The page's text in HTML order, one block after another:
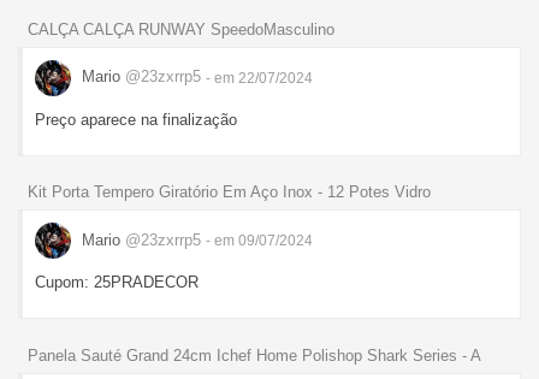
CALÇA CALÇA RUNWAY SpeedoMasculino
Mario @23zxrrp5 - em 22/07/2024
Preço aparece na finalização
Kit Porta Tempero Giratório Em Aço Inox - 12 Potes Vidro
Mario @23zxrrp5 - em 09/07/2024
Cupom: 25PRADECOR
Panela Sauté Grand 24cm Ichef Home Polishop Shark Series - A